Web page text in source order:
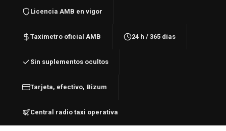
Licencia AMB en vigor
Taxímetro oficial AMB 24 h / 365 días
Sin suplementos ocultos
Tarjeta, efectivo, Bizum
Central radio taxi operativa